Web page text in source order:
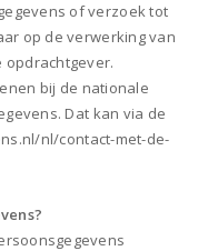
of verzoek tot
op de verwerking van
opdrachtgever.
bij de nationale
Dat kan via de
nl/contact-met-de-